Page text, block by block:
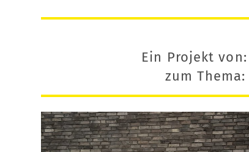
Ein Projekt von:
zum Thema: